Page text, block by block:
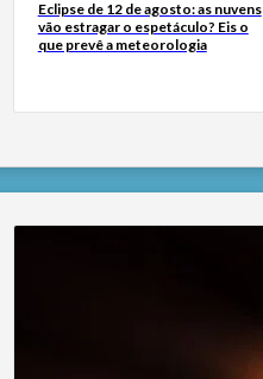
Eclipse de 12 de agosto: as nuvens
vão estragar o espetáculo? Eis o
que prevê a meteorologia